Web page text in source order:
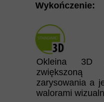
Okleina 3D
zarysowania a
walorami
Wykończenie: